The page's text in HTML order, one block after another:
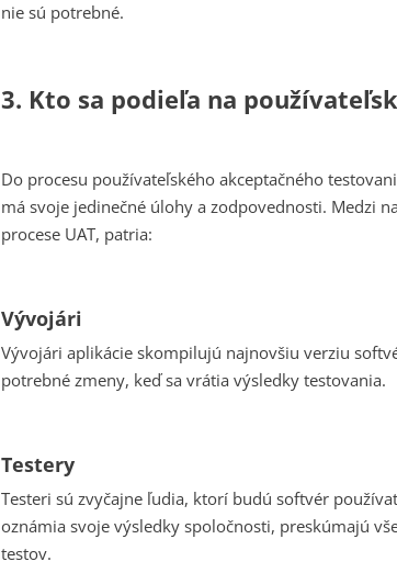
nie sú potrebné.
3. Kto sa podieľa na
Do procesu používateľského akceptačného
má svoje jedinečné úlohy a zodpovednosti. Medzi
procese UAT, patria:
Vývojári
Vývojári aplikácie skompilujú najnovšiu verziu
potrebné zmeny, keď sa vrátia výsledky testovania.
Testery
Testeri sú zvyčajne ľudia, ktorí budú softvér
oznámia svoje výsledky spoločnosti, preskúmajú
testov.